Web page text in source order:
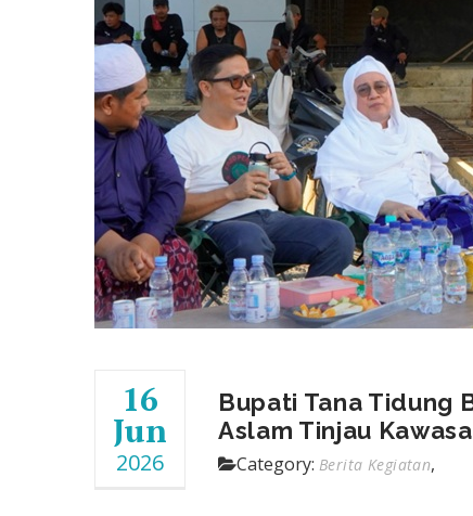
16
Jun
2026
Bupati Tana Tidung
Aslam Tinjau
Category: Berita Kegiatan,